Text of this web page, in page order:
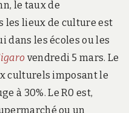
le taux de
les lieux de culture est
dans les écoles ou les
vendredi 5 mars. Le
culturels imposant le
à 30%. Le R0 est,
ou un